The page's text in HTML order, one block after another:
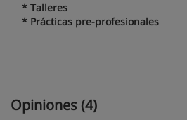
* Talleres
* Prácticas pre-profesionales
Opiniones (4)